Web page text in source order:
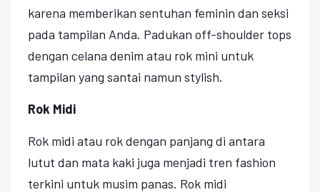
karena memberikan sentuhan feminin dan seksi
pada tampilan Anda. Padukan off-shoulder tops
dengan celana denim atau rok mini untuk
tampilan yang santai namun stylish.
Rok Midi
Rok midi atau rok dengan panjang di antara
lutut dan mata kaki juga menjadi tren fashion
terkini untuk musim panas. Rok midi